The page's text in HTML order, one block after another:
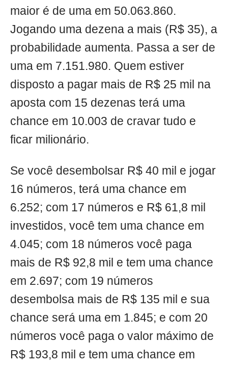
maior é de uma em 50.063.860.
Jogando uma dezena a mais (R$ 35), a
probabilidade aumenta. Passa a ser de
uma em 7.151.980. Quem estiver
disposto a pagar mais de R$ 25 mil na
aposta com 15 dezenas terá uma
chance em 10.003 de cravar tudo e
ficar milionário.
Se você desembolsar R$ 40 mil e jogar
16 números, terá uma chance em
6.252; com 17 números e R$ 61,8 mil
investidos, você tem uma chance em
4.045; com 18 números você paga
mais de R$ 92,8 mil e tem uma chance
em 2.697; com 19 números
desembolsa mais de R$ 135 mil e sua
chance será uma em 1.845; e com 20
números você paga o valor máximo de
R$ 193,8 mil e tem uma chance em